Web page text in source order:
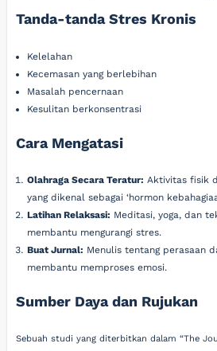
Tanda-tanda Stres Kronis
Kelelahan
Kecemasan yang berlebihan
Masalah pencernaan
Kesulitan berkonsentrasi
Cara Mengatasi
Olahraga Secara Teratur: Aktivitas fisik
yang dikenal sebagai ‘hormon
Latihan Relaksasi: Meditasi, yoga, dan
membantu mengurangi stres.
Buat Jurnal: Menulis tentang perasaan
membantu memproses emosi.
Sumber Daya dan Rujukan
Sebuah studi yang diterbitkan dalam “The